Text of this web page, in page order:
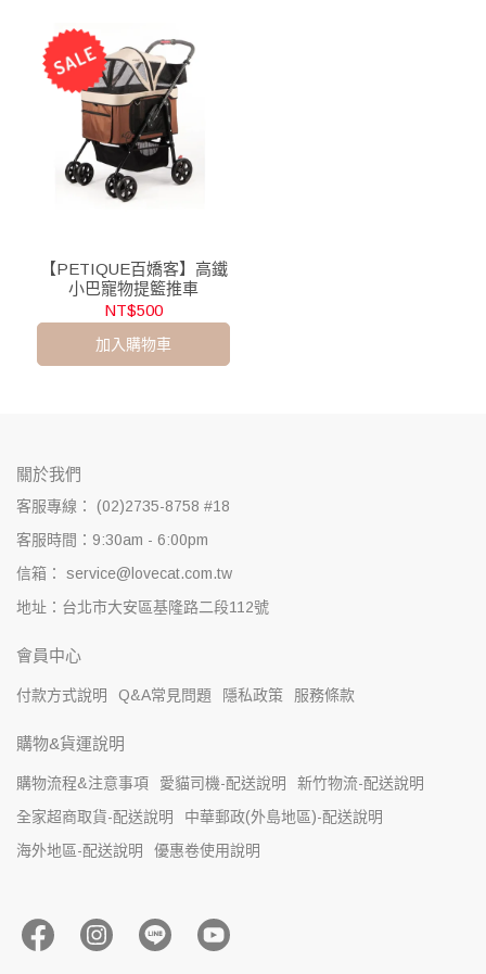
【PETIQUE百嬌客】高鐵
小巴寵物提籃推車
NT$500
加入購物車
關於我們
客服專線： (02)2735-8758 #18
客服時間：9:30am - 6:00pm
信箱： service@lovecat.com.tw
地址：台北市大安區基隆路二段112號
會員中心
付款方式說明 Q&A常見問題 隱私政策 服務條款
購物&貨運說明
購物流程&注意事項 愛貓司機-配送說明
新竹物流-配送說明
全家超商取貨-配送說明
中華郵政(外島地區)-配送說明
海外地區-配送說明
優惠卷使用說明